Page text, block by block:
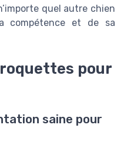
quel autre chien
compétence et de sa
pour
saine pour